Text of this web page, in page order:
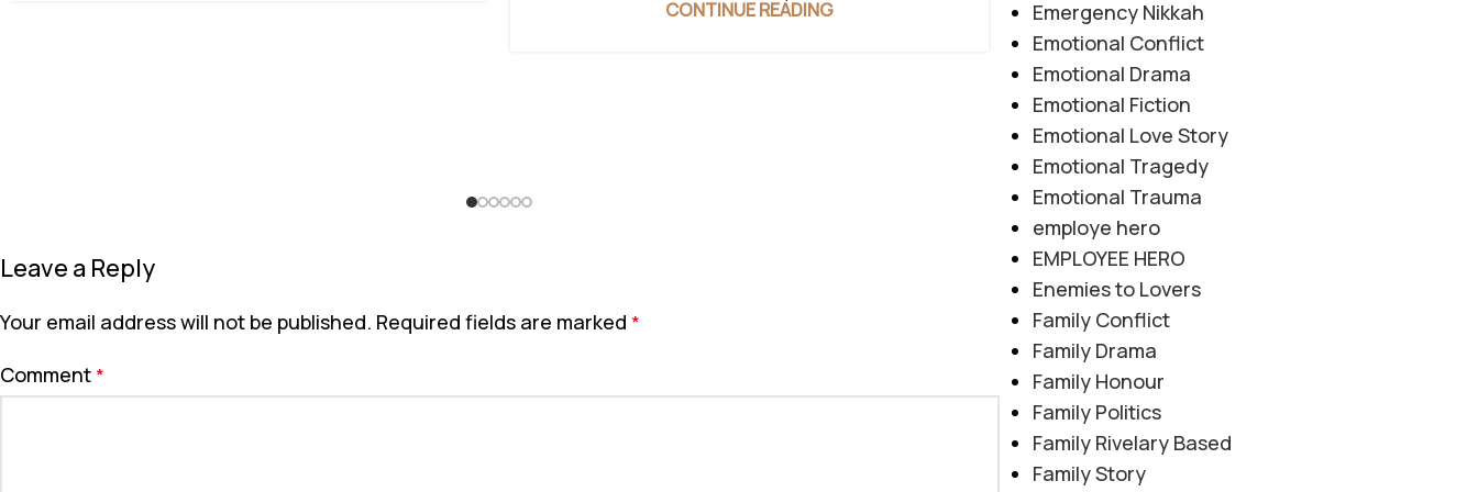
CONTINUE READING
Leave a Reply
Your email address will not be published. Required fields are marked *
Comment *
Emergency Nikkah
Emotional Conflict
Emotional Drama
Emotional Fiction
Emotional Love Story
Emotional Tragedy
Emotional Trauma
employe hero
EMPLOYEE HERO
Enemies to Lovers
Family Conflict
Family Drama
Family Honour
Family Politics
Family Rivelary Based
Family Story